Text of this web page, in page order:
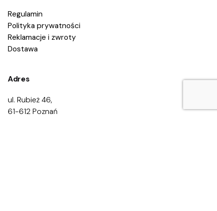
16-17 lat
Regulamin
Polityka prywatności
Reklamacje i zwroty
Dostawa
Adres
ul. Rubież 46,
61-612 Poznań